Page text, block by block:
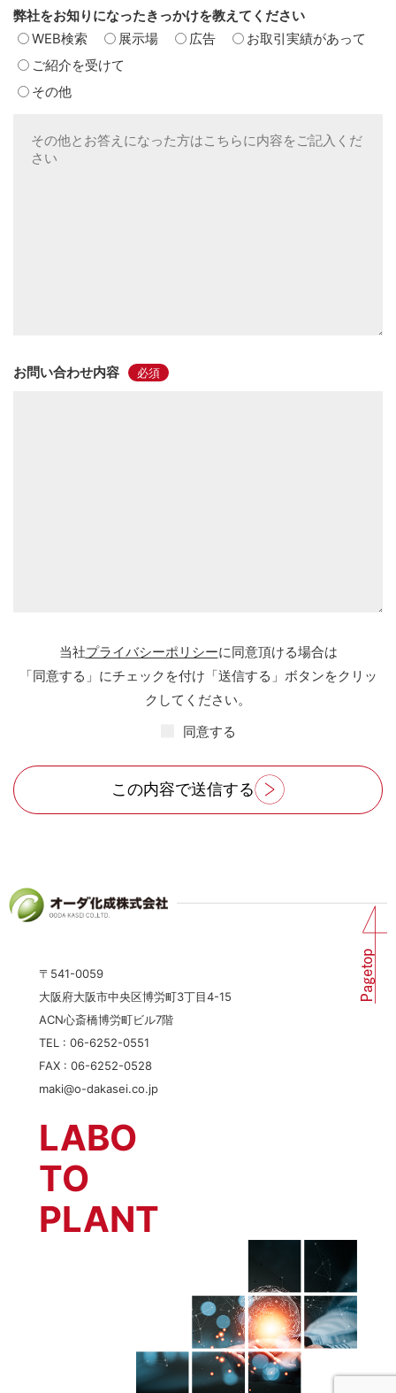
弊社をお知りになったきっかけを教えてください
WEB検索
展示場 広告
お取引実績があって
ご紹介を受けて
その他
お問い合わせ内容
当社プライバシーポリシーに同意頂ける場合は
「同意する」にチェックを付け「送信する」ボタンをクリッ
クしてください。
同意する
この内容で送信する
〒541-0059
大阪府大阪市中央区博労町3丁目4-15
ACN心斎橋博労町ビル7階
TEL : 06-6252-0551
FAX : 06-6252-0528
maki@o-dakasei.co.jp
LABO
TO
PLANT